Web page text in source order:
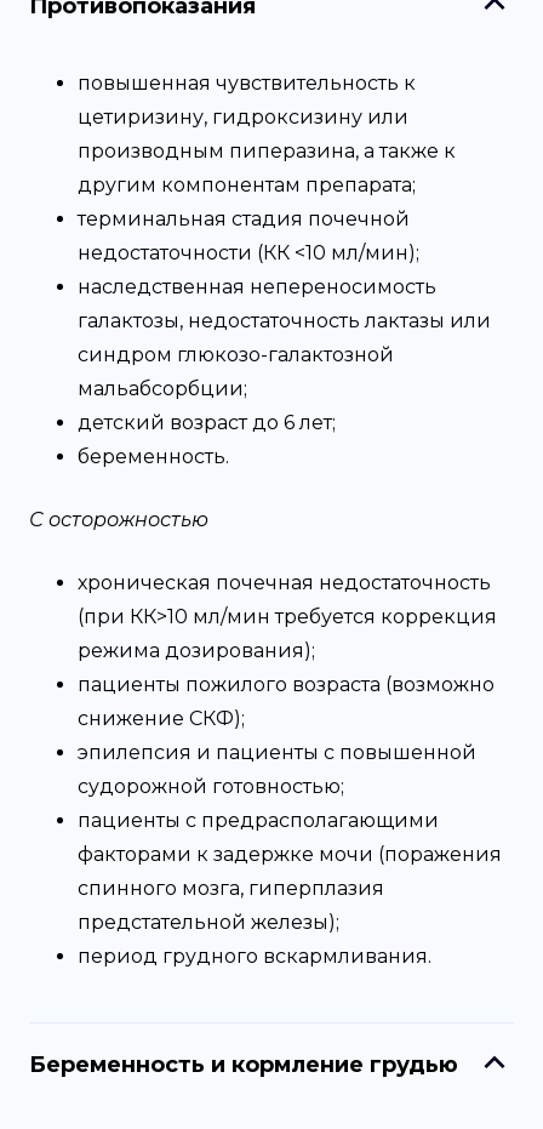
Противопоказания
повышенная чувствительность к
цетиризину, гидроксизину или
производным пиперазина, а также к
другим компонентам препарата;
терминальная стадия почечной
недостаточности (КК <10 мл/мин);
наследственная непереносимость
галактозы, недостаточность лактазы или
синдром глюкозо-галактозной
мальабсорбции;
детский возраст до 6 лет;
беременность.
С осторожностью
хроническая почечная недостаточность
(при КК>10 мл/мин требуется коррекция
режима дозирования);
пациенты пожилого возраста (возможно
снижение СКФ);
эпилепсия и пациенты с повышенной
судорожной готовностью;
пациенты с предрасполагающими
факторами к задержке мочи (поражения
спинного мозга, гиперплазия
предстательной железы);
период грудного вскармливания.
Беременность и кормление грудью